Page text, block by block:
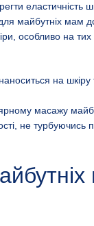
еластичність
майбутніх мам
особливо на тих
на
масажу
не турбуючись